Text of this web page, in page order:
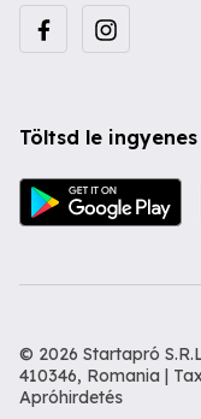
Töltsd le
© 2026 Startapró
410346, Romania |
Apróhirdetés